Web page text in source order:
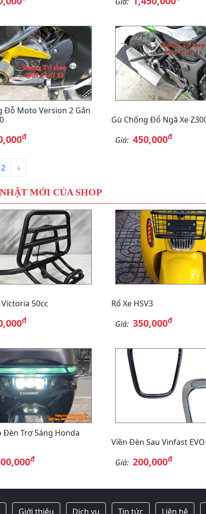
Đỗ Moto Version 2 Gắn
đ
Gù Chống Đổ Ngã Xe
Giá: 450,000đ
2 ›
MỚI CỦA SHOP
Victoria 50cc
đ
Rổ Xe HSV3
Giá: 350,000đ
Đèn Trợ Sáng Honda
đ
Viền Đèn Sau Vinfast EVO
Giá: 200,000đ
Giới thiệu Dịch vụ Tin tức Liên hệ